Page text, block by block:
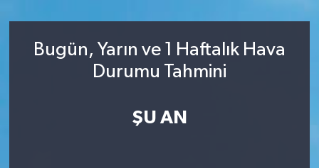
Bugün, Yarın ve 1 Haftalık Hava
Durumu Tahmini
ŞU AN
EKONOMİ
Süper Lig Puan Durumu ve Fikstür